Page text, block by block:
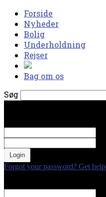
Forside
Nyheder
Bolig
Underholdning
Rejser
Bag om os
Søg
Forgot your password? Get help